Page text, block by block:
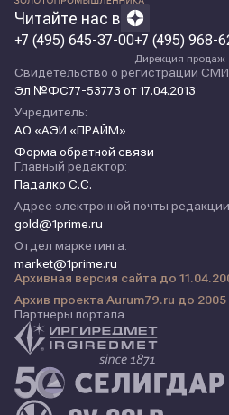
Читайте нас в
+7 (495) 645-37-00+7 (495) 968-
Дирекция продаж
Свидетельство о регистрации
Эл №ФС77-53773 от 17.04.2013
Учредитель:
АО «АЭИ «ПРАЙМ»
Форма обратной связи
Главный редактор:
Падалко С.С.
Адрес электронной почты
gold@1prime.ru
Отдел маркетинга:
market@1prime.ru
Архивная версия сайта до
Архив проекта Aurum79.ru до 2005
Партнеры портала